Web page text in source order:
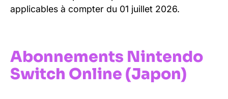
applicables à compter du 01 juillet 2026.
Abonnements Nintendo
Switch Online (Japon)